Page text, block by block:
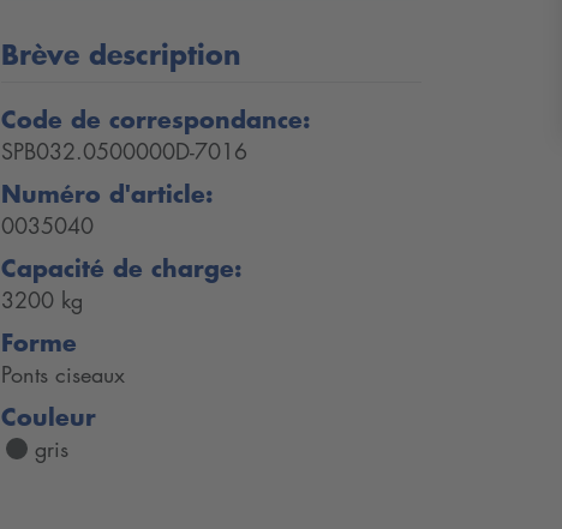
Brève description
Code de correspondance:
SPB032.0500000D-7016
Numéro d'article:
0035040
Capacité de charge:
3200 kg
Forme
Ponts ciseaux
Couleur
gris